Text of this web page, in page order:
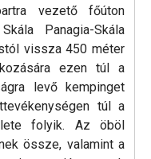
vezető főúton
Panagia-Skála
vissza 450 méter
ezen túl a
levő kempinget
túl a
folyik. Az öböl
össze, valamint a